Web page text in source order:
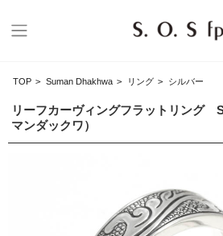
TOP > Suman Dhakhwa > リング > シルバー
リーフカーヴィングフラットリング
マンダックワ）